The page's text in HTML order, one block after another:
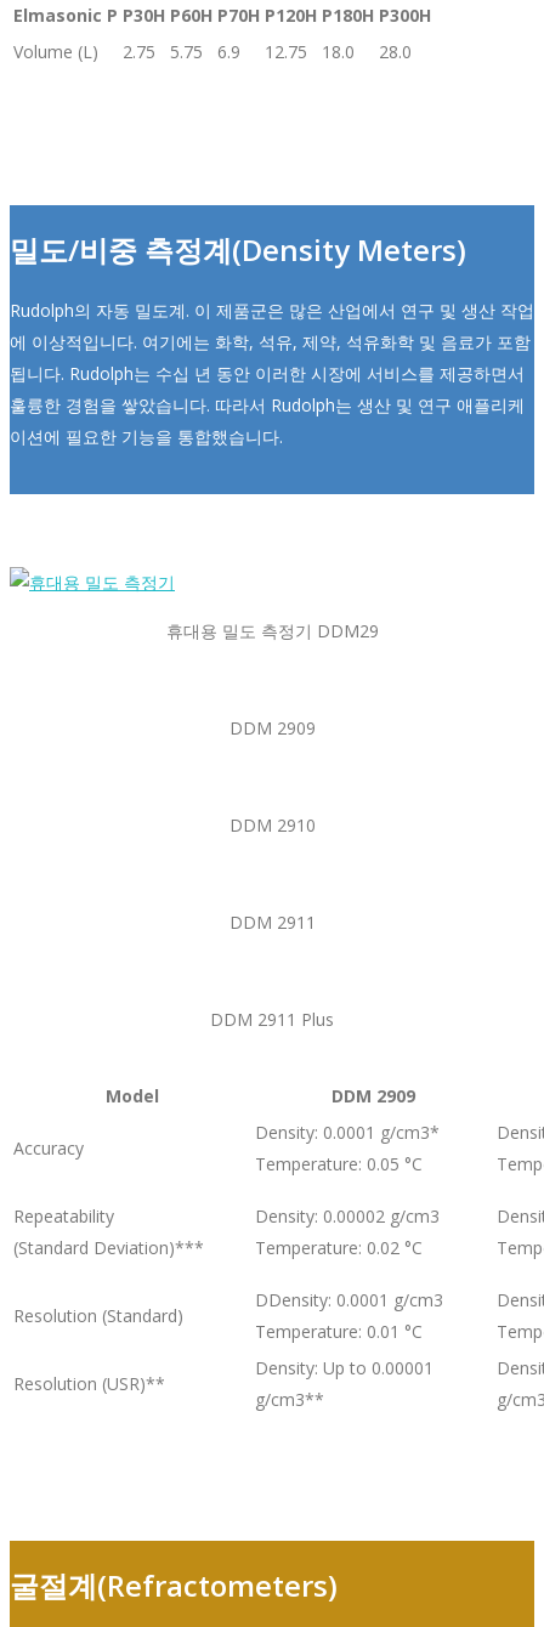
Elmasonic P P30H P60H P70H P120H P180H P300H
Volume (L)
2.75 5.75 6.9 12.75 18.0 28.0
밀도/비중 측정계(Density Meters)
Rudolph의 자동 밀도계. 이 제품군은 많은 산업에서 연구 및 생산 작업
에 이상적입니다. 여기에는 화학, 석유, 제약, 석유화학 및 음료가 포함
됩니다. Rudolph는 수십 년 동안 이러한 시장에 서비스를 제공하면서
훌륭한 경험을 쌓았습니다. 따라서 Rudolph는 생산 및 연구 애플리케
이션에 필요한 기능을 통합했습니다.
휴대용 밀도 측정기 DDM29
DDM 2909
DDM 2910
DDM 2911
DDM 2911 Plus
Model DDM 2909
Accuracy
Density: 0.0001 g/cm3*
Temperature: 0.05 °C
Repeatability
(Standard Deviation)***
Density: 0.00002 g/cm3
Temperature: 0.02 °C
Resolution (Standard)
DDensity: 0.0001 g/cm3
Temperature: 0.01 °C
Resolution (USR)**
Density: Up to 0.00001
g/cm3**
g/
굴절계(Refractometers)